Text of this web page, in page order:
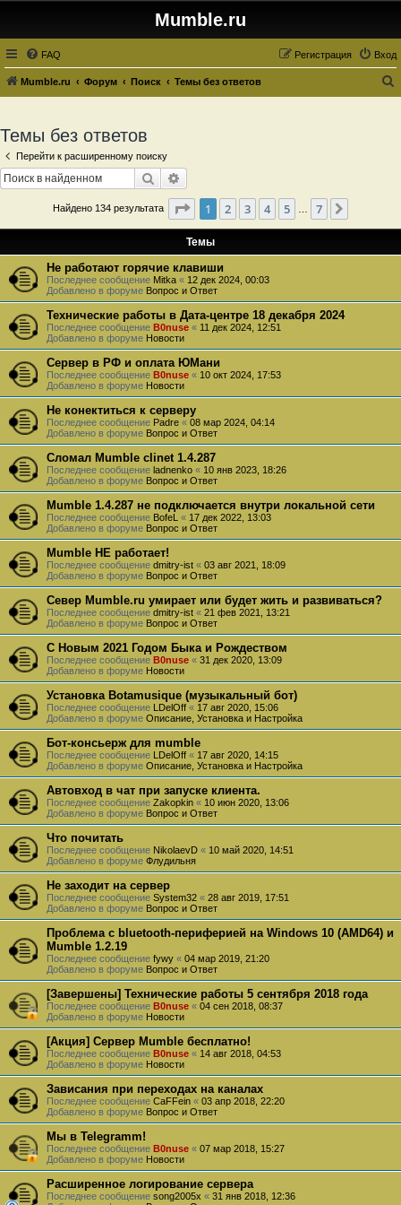
Mumble.ru
FAQ Вход
Регистрация
Mumble.ru Форум Поиск Темы без ответов
Темы без ответов
Перейти к расширенному поиску
Поиск
Найдено 134 результата Страница из
1 2 3 4 5 7
Темы
Не работают горячие клавиши
Последнее сообщение Mitka « 12 дек 2024, 00:03
Добавлено в форуме Вопрос и Ответ
Технические работы в Дата-центре 18 декабря 2024
Последнее сообщение B0nuse « 11 дек 2024, 12:51
Добавлено в форуме Новости
Сервер в РФ и оплата ЮМани
Последнее сообщение B0nuse « 10 окт 2024, 17:53
Добавлено в форуме Новости
Не конектиться к серверу
Последнее сообщение Padre « 08 мар 2024, 04:14
Добавлено в форуме Вопрос и Ответ
Сломал Mumble clinet 1.4.287
Последнее сообщение ladnenko « 10 янв 2023, 18:26
Добавлено в форуме Вопрос и Ответ
Mumble 1.4.287 не подключается внутри локальной сети
Последнее сообщение BofeL « 17 дек 2022, 13:03
Добавлено в форуме Вопрос и Ответ
Mumble НЕ работает!
Последнее сообщение dmitry-ist « 03 авг 2021, 18:09
Добавлено в форуме Вопрос и Ответ
Север Mumble.ru умирает или будет жить и развиваться?
Последнее сообщение dmitry-ist « 21 фев 2021, 13:21
Добавлено в форуме Вопрос и Ответ
С Новым 2021 Годом Быка и Рождеством
Последнее сообщение B0nuse « 31 дек 2020, 13:09
Добавлено в форуме Новости
Установка Botamusique (музыкальный бот)
Последнее сообщение LDelOff « 17 авг 2020, 15:06
Добавлено в форуме Описание, Установка и Настройка
Бот-консьерж для mumble
Последнее сообщение LDelOff « 17 авг 2020, 14:15
Добавлено в форуме Описание, Установка и Настройка
Автовход в чат при запуске клиента.
Последнее сообщение Zakopkin « 10 июн 2020, 13:06
Добавлено в форуме Вопрос и Ответ
Что почитать
Последнее сообщение NikolaevD « 10 май 2020, 14:51
Добавлено в форуме Флудильня
Не заходит на сервер
Последнее сообщение System32 « 28 авг 2019, 17:51
Добавлено в форуме Вопрос и Ответ
Проблема с bluetooth-периферией на Windows 10 (AMD64) и
Mumble 1.2.19
Последнее сообщение fywy « 04 мар 2019, 21:20
Добавлено в форуме Вопрос и Ответ
[Завершены] Технические работы 5 сентября 2018 года
Последнее сообщение B0nuse « 04 сен 2018, 08:37
Добавлено в форуме Новости
[Акция] Сервер Mumble бесплатно!
Последнее сообщение B0nuse « 14 авг 2018, 04:53
Добавлено в форуме Новости
Зависания при переходах на каналах
Последнее сообщение CaFFein « 03 апр 2018, 22:20
Добавлено в форуме Вопрос и Ответ
Мы в Telegramm!
Последнее сообщение B0nuse « 07 мар 2018, 15:27
Добавлено в форуме Новости
Расширенное логирование сервера
Последнее сообщение song2005x « 31 янв 2018, 12:36